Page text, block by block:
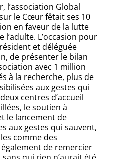
l’association Global
le Cœur fêtait ses 10
en faveur de la lutte
L’occasion pour
et déléguée
de présenter le bilan
avec 1 million
à la recherche, plus de
aux gestes qui
centres d’accueil
le soutien à
le lancement de
aux gestes qui sauvent,
comme des
de remercier